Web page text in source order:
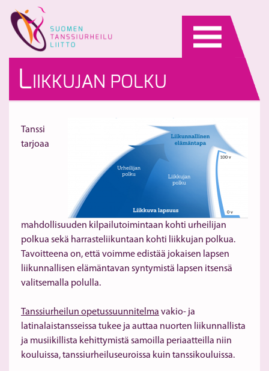
content
L IIKKUJAN POLKU
Tanssi
tarjoaa
mahdollisuuden kilpailutoimintaan kohti urheilijan
polkua sekä harrasteliikuntaan kohti liikkujan polkua.
Tavoitteena on, että voimme edistää jokaisen lapsen
liikunnallisen elämäntavan syntymistä lapsen itsensä
valitsemalla polulla.
Tanssiurheilun opetussuunnitelma vakio- ja
latinalaistansseissa tukee ja auttaa nuorten liikunnallista
ja musiikillista kehittymistä samoilla periaatteilla niin
kouluissa, tanssiurheiluseuroissa kuin tanssikouluissa.